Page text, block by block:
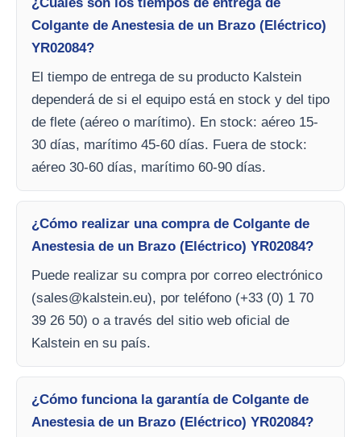
Colgante de Anestesia de un Brazo (Eléctrico)
YR02084?
El tiempo de entrega de su producto Kalstein
dependerá de si el equipo está en stock y del tipo
de flete (aéreo o marítimo). En stock: aéreo 15-
30 días, marítimo 45-60 días. Fuera de stock:
aéreo 30-60 días, marítimo 60-90 días.
¿Cómo realizar una compra de Colgante de
Anestesia de un Brazo (Eléctrico) YR02084?
Puede realizar su compra por correo electrónico
(sales@kalstein.eu), por teléfono (+33 (0) 1 70
39 26 50) o a través del sitio web oficial de
Kalstein en su país.
¿Cómo funciona la garantía de Colgante de
Anestesia de un Brazo (Eléctrico) YR02084?